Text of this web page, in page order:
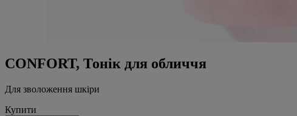
CONFORT, Тонік для обличчя
Для зволоження шкіри
Купити